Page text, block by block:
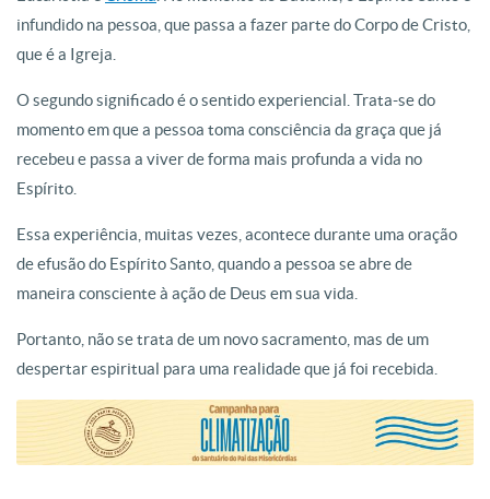
infundido na pessoa, que passa a fazer parte do Corpo de Cristo,
que é a Igreja.
O segundo significado é o sentido experiencial. Trata-se do
momento em que a pessoa toma consciência da graça que já
recebeu e passa a viver de forma mais profunda a vida no
Espírito.
Essa experiência, muitas vezes, acontece durante uma oração
de efusão do Espírito Santo, quando a pessoa se abre de
maneira consciente à ação de Deus em sua vida.
Portanto, não se trata de um novo sacramento, mas de um
despertar espiritual para uma realidade que já foi recebida.